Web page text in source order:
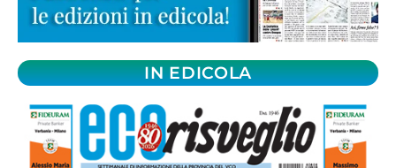
IN EDICOLA